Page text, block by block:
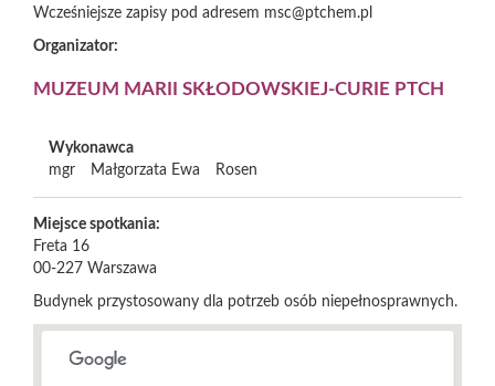
Wcześniejsze zapisy pod adresem msc@ptchem.pl
Organizator:
MUZEUM MARII SKŁODOWSKIEJ-CURIE PTCH
Wykonawca
mgr
Małgorzata Ewa Rosen
Miejsce spotkania:
Freta 16
00-227 Warszawa
Budynek przystosowany dla potrzeb osób niepełnosprawnych.